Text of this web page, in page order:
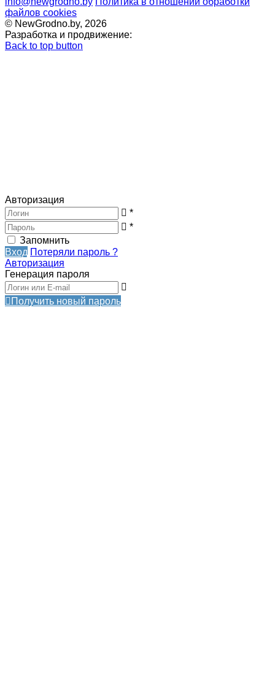
файлов cookies
© NewGrodno.by, 2026
Разработка и продвижение:
Back to top button
Авторизация
*
*
Запомнить
Вход Потеряли пароль ?
Авторизация
Генерация пароля
Получить новый пароль